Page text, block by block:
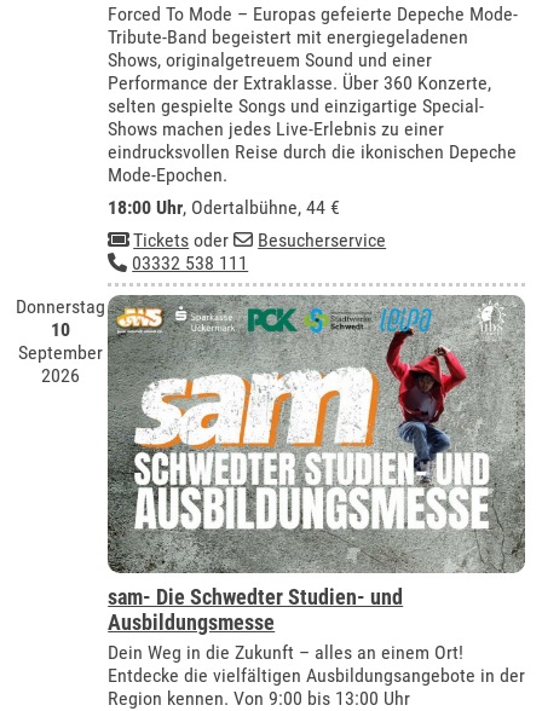
Forced To Mode – Europas gefeierte Depeche Mode-
Tribute-Band begeistert mit energiegeladenen
Shows, originalgetreuem Sound und einer
Performance der Extraklasse. Über 360 Konzerte,
selten gespielte Songs und einzigartige Special-
Shows machen jedes Live-Erlebnis zu einer
eindrucksvollen Reise durch die ikonischen Depeche
Mode-Epochen.
18:00 Uhr, Odertalbühne, 44 €
Tickets oder
Besucherservice
03332 538 111
Donnerstag
10
September
2026
sam- Die Schwedter Studien- und
Ausbildungsmesse
Dein Weg in die Zukunft – alles an einem Ort!
Entdecke die vielfältigen Ausbildungsangebote in der
Region kennen. Von 9:00 bis 13:00 Uhr